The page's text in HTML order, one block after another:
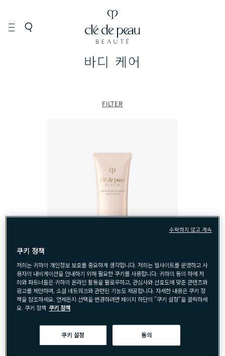
바디 케어
FILTER
빠르게 보기
CRÈME POUR LES MAINS
쿠키 정책
저희는 귀하의 개인정보 보호를 중요하게 생각합니다. 저희는 웹사이트를 운영하고 사
용자의 내비게이션을 안내하기 위해 필요한 쿠키를 사용합니다. 귀하의 동의 하에 저
희와 파트너들은 귀하의 온라인 활동을 팔로우하고, 관심사와 선호도에 맞춘 콘텐츠와
광고를 제안하며, 소셜 네트워크와 관련된 기능도 제공합니다. 자세한 내용은 쿠키 정
책을 참조하세요. 언제든지 선택을 변경하려면 페이지 하단의 "쿠키 설정"을 클릭하세
요. 쿠키 정책 쿠키 정책
쿠키 설정 동의
수락하지 않고 계속